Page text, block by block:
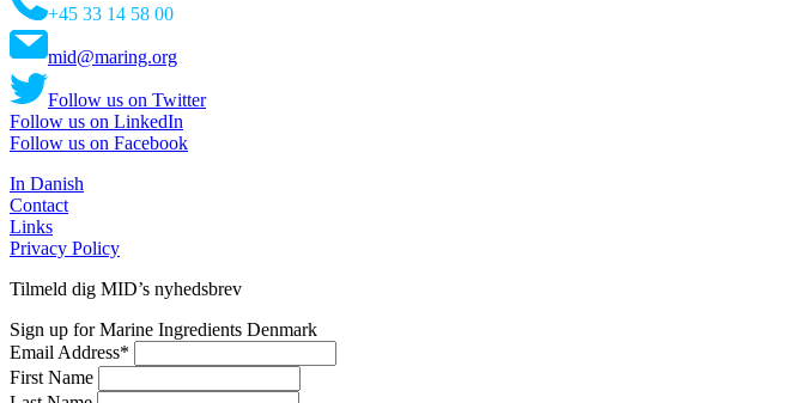
+45 33 14 58 00
mid@maring.org
Follow us on Twitter
Follow us on LinkedIn
Follow us on Facebook
In Danish
Contact
Links
Privacy Policy
Tilmeld dig MID’s nyhedsbrev
Sign up for Marine Ingredients Denmark
Email Address*
First Name